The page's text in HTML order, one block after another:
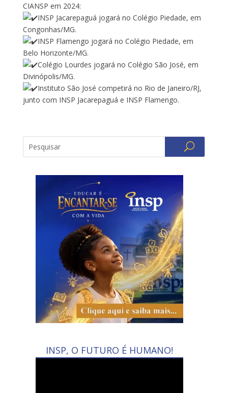
CIANSP em 2024:
INSP Jacarepaguá jogará no Colégio Piedade, em
Congonhas/MG.
INSP Flamengo jogará no Colégio Piedade, em
Belo Horizonte/MG.
Colégio Lourdes jogará no Colégio São José, em
Divinópolis/MG.
Instituto São José competirá no Rio de Janeiro/RJ,
junto com INSP Jacarepaguá e INSP Flamengo.
INSP, O FUTURO É HUMANO!